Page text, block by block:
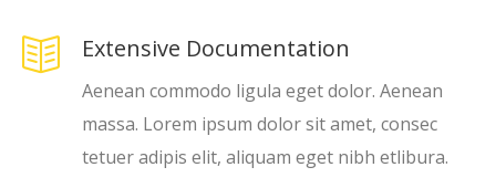
Extensive Documentation
Aenean commodo ligula eget dolor. Aenean
massa. Lorem ipsum dolor sit amet, consec
tetuer adipis elit, aliquam eget nibh etlibura.